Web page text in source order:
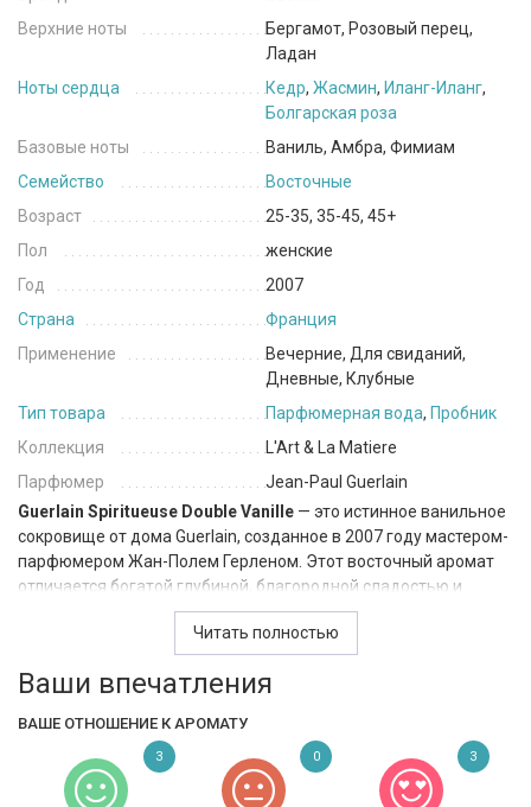
Верхние ноты
Бергамот, Розовый перец,
Ладан
Ноты сердца
Кедр, Жасмин, Иланг-Иланг,
Болгарская роза
Базовые ноты
Ваниль, Амбра, Фимиам
Семейство
Восточные
Возраст
25-35, 35-45, 45+
Пол
женские
Год
2007
Страна
Франция
Применение
Вечерние, Для свиданий,
Дневные, Клубные
Тип товара
Парфюмерная вода, Пробник
Коллекция
L'Art & La Matiere
Парфюмер
Jean-Paul Guerlain
Guerlain Spiritueuse Double Vanille — это истинное ванильное
сокровище от дома Guerlain, созданное в 2007 году мастером-
парфюмером Жан-Полем Герленом. Этот восточный аромат
отличается богатой глубиной, благородной сладостью и
особой утончённостью, делая его великолепным подарком
для женщины с изысканным вкусом.
Композиция открывается согревающими нотами: бергамот
обволакивают пряные акценты розового и чёрного перца, а
ладан добавляет загадочную дымку, придавая аромату
изначальную чувственность. Сердце раскрывается теплом и
Читать полностью
Ваши впечатления
ВАШЕ ОТНОШЕНИЕ К АРОМАТУ
3 0 3